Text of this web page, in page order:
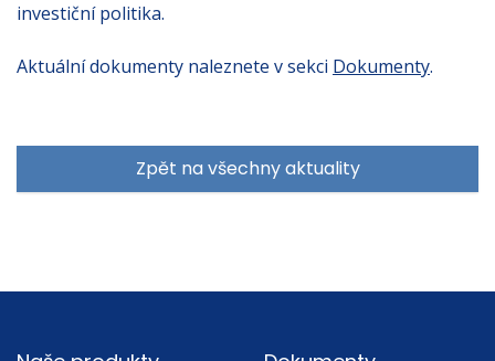
investiční politika.
Aktuální dokumenty naleznete v sekci Dokumenty.
Zpět na všechny aktuality